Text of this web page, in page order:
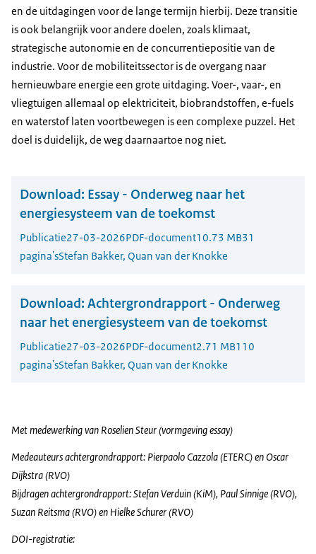
en de uitdagingen voor de lange termijn hierbij. Deze transitie
is ook belangrijk voor andere doelen, zoals klimaat,
strategische autonomie en de concurrentiepositie van de
industrie. Voor de mobiliteitssector is de overgang naar
hernieuwbare energie een grote uitdaging. Voer-, vaar-, en
vliegtuigen allemaal op elektriciteit, biobrandstoffen, e-fuels
en waterstof laten voortbewegen is een complexe puzzel. Het
doel is duidelijk, de weg daarnaartoe nog niet.
Download: Essay - Onderweg naar het
energiesysteem van de toekomst
Publicatie27-03-2026PDF-document10.73 MB31
pagina'sStefan Bakker, Quan van der Knokke
Download: Achtergrondrapport - Onderweg
naar het energiesysteem van de toekomst
Publicatie27-03-2026PDF-document2.71 MB110
pagina'sStefan Bakker, Quan van der Knokke
Met medewerking van Roselien Steur (vormgeving essay)
Medeauteurs achtergrondrapport: Pierpaolo Cazzola (ETERC) en Oscar
Dijkstra (RVO)
Bijdragen achtergrondrapport: Stefan Verduin (KiM), Paul Sinnige (RVO),
Suzan Reitsma (RVO) en Hielke Schurer (RVO)
DOI-registratie: